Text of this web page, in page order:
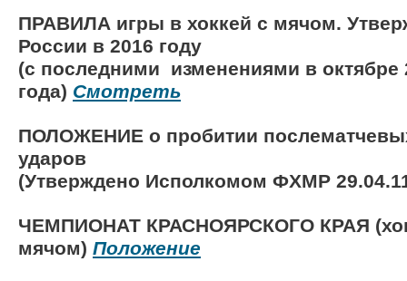
ПРАВИЛА игры в хоккей с мячом.
России в 2016 году
(с последними изменениями в октябре
года) Смотреть
ПОЛОЖЕНИЕ о пробитии
ударов
(Утверждено Исполкомом ФХМР
ЧЕМПИОНАТ КРАСНОЯРСКОГО КРАЯ
мячом) Положение